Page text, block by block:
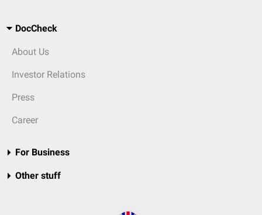
DocCheck
About Us
Investor Relations
Press
Career
For Business
Other stuff